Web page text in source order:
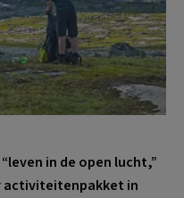
in de open lucht,”
activiteitenpakket in